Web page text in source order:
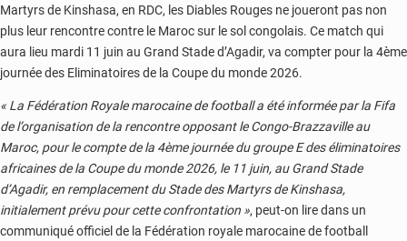
Martyrs de Kinshasa, en RDC, les Diables Rouges ne joueront pas non
plus leur rencontre contre le Maroc sur le sol congolais. Ce match qui
aura lieu mardi 11 juin au Grand Stade d’Agadir, va compter pour la 4ème
journée des Eliminatoires de la Coupe du monde 2026.
« La Fédération Royale marocaine de football a été informée par la Fifa
de l’organisation de la rencontre opposant le Congo-Brazzaville au
Maroc, pour le compte de la 4ème journée du groupe E des éliminatoires
africaines de la Coupe du monde 2026, le 11 juin, au Grand Stade
d’Agadir, en remplacement du Stade des Martyrs de Kinshasa,
initialement prévu pour cette confrontation », peut-on lire dans un
communiqué officiel de la Fédération royale marocaine de football